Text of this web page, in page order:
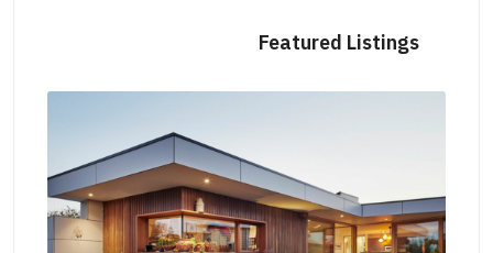
Featured Listings